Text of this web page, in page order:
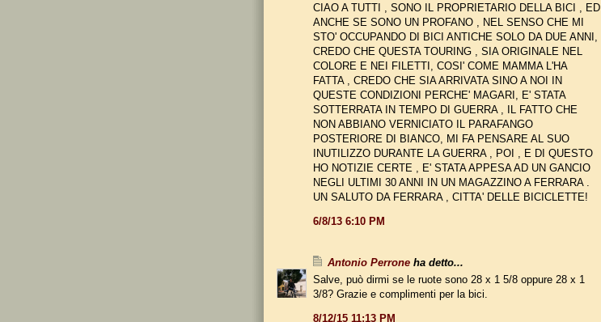
CIAO A TUTTI , SONO IL PROPRIETARIO DELLA BICI , ED
ANCHE SE SONO UN PROFANO , NEL SENSO CHE MI
STO' OCCUPANDO DI BICI ANTICHE SOLO DA DUE ANNI,
CREDO CHE QUESTA TOURING , SIA ORIGINALE NEL
COLORE E NEI FILETTI, COSI' COME MAMMA L'HA
FATTA , CREDO CHE SIA ARRIVATA SINO A NOI IN
QUESTE CONDIZIONI PERCHE' MAGARI, E' STATA
SOTTERRATA IN TEMPO DI GUERRA , IL FATTO CHE
NON ABBIANO VERNICIATO IL PARAFANGO
POSTERIORE DI BIANCO, MI FA PENSARE AL SUO
INUTILIZZO DURANTE LA GUERRA , POI , E DI QUESTO
HO NOTIZIE CERTE , E' STATA APPESA AD UN GANCIO
NEGLI ULTIMI 30 ANNI IN UN MAGAZZINO A FERRARA .
UN SALUTO DA FERRARA , CITTA' DELLE BICICLETTE!
6/8/13 6:10 PM
Antonio Perrone ha detto...
Salve, può dirmi se le ruote sono 28 x 1 5/8 oppure 28 x 1
3/8? Grazie e complimenti per la bici.
8/12/15 11:13 PM